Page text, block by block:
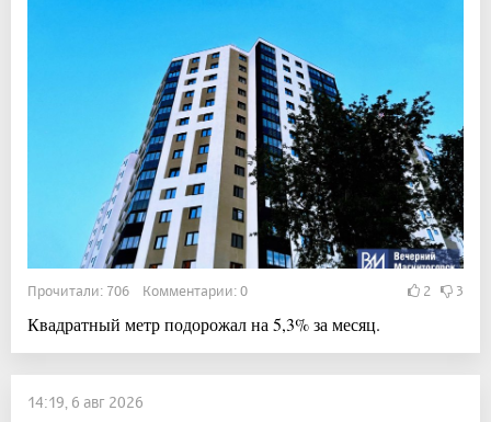
Прочитали: 706 Комментарии: 0 2 3
Квадратный метр подорожал на 5,3% за месяц.
14:19, 6 авг 2026